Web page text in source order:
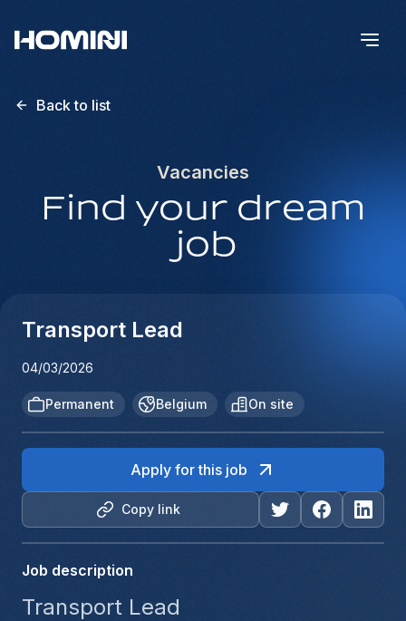
Back to list
Vacancies
Find your dream
job
Transport Lead
04/03/2026
Permanent Belgium On site
Copy link
Apply for this job
Job description
Transport Lead